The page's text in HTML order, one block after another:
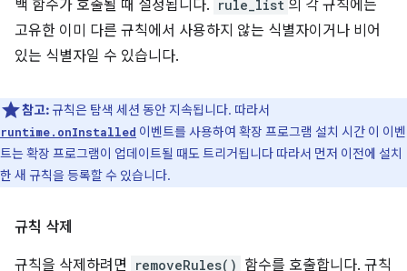
백 함수가 호출될 때 설정됩니다. rule_list 의 각 규칙에는
고유한 이미 다른 규칙에서 사용하지 않는 식별자이거나 비어
있는 식별자일 수 있습니다.
참고: 규칙은 탐색 세션 동안 지속됩니다. 따라서
runtime.onInstalled 이벤트를 사용하여 확장 프로그램 설치 시간 이 이벤
트는 확장 프로그램이 업데이트될 때도 트리거됩니다 따라서 먼저 이전에 설치
한 새 규칙을 등록할 수 있습니다.
규칙 삭제
규칙을 삭제하려면 removeRules() 함수를 호출합니다. 규칙